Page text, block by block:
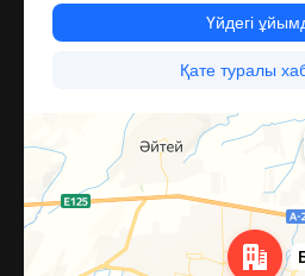
Улица Барибаева, 60 — Яндекс Карты